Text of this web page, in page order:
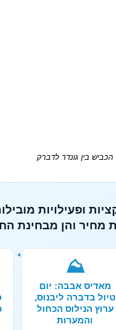
‏‏הכביש בין גונדר לדברק
ופעילויות
מחיר והן מבחינת
⛰️
מאדיס אבבה: יום
טיול בדברה ליבנוס,
ערוץ הנילוס הכחול
והמערות